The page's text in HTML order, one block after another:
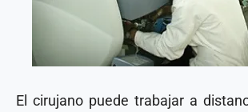
El cirujano puede trabajar a